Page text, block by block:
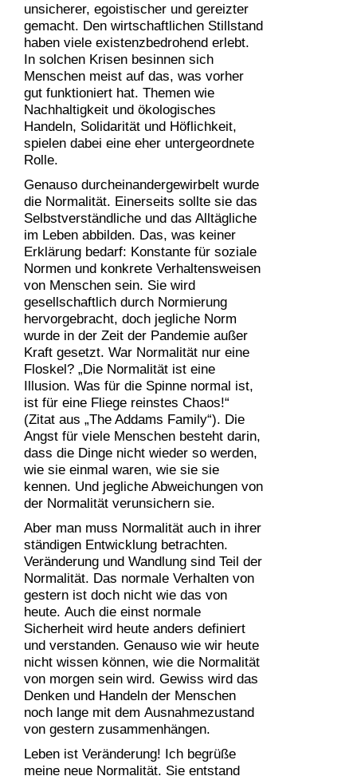
unsicherer, egoistischer und gereizter
gemacht. Den wirtschaftlichen Stillstand
haben viele existenzbedrohend erlebt.
In solchen Krisen besinnen sich
Menschen meist auf das, was vorher
gut funktioniert hat. Themen wie
Nachhaltigkeit und ökologisches
Handeln, Solidarität und Höflichkeit,
spielen dabei eine eher untergeordnete
Rolle.
Genauso durcheinandergewirbelt wurde
die Normalität. Einerseits sollte sie das
Selbstverständliche und das Alltägliche
im Leben abbilden. Das, was keiner
Erklärung bedarf: Konstante für soziale
Normen und konkrete Verhaltensweisen
von Menschen sein. Sie wird
gesellschaftlich durch Normierung
hervorgebracht, doch jegliche Norm
wurde in der Zeit der Pandemie außer
Kraft gesetzt. War Normalität nur eine
Floskel? „Die Normalität ist eine
Illusion. Was für die Spinne normal ist,
ist für eine Fliege reinstes Chaos!“
(Zitat aus „The Addams Family“). Die
Angst für viele Menschen besteht darin,
dass die Dinge nicht wieder so werden,
wie sie einmal waren, wie sie sie
kennen. Und jegliche Abweichungen von
der Normalität verunsichern sie.
Aber man muss Normalität auch in ihrer
ständigen Entwicklung betrachten.
Veränderung und Wandlung sind Teil der
Normalität. Das normale Verhalten von
gestern ist doch nicht wie das von
heute. Auch die einst normale
Sicherheit wird heute anders definiert
und verstanden. Genauso wie wir heute
nicht wissen können, wie die Normalität
von morgen sein wird. Gewiss wird das
Denken und Handeln der Menschen
noch lange mit dem Ausnahmezustand
von gestern zusammenhängen.
Leben ist Veränderung! Ich begrüße
meine neue Normalität. Sie entstand